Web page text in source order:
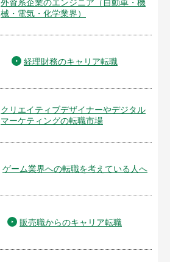
外資系企業のエンジニア（自動車・機
械・電気・化学業界）
経理財務のキャリア転職
クリエイティブデザイナーやデジタル
マーケティングの転職市場
ゲーム業界への転職を考えている人へ
販売職からのキャリア転職